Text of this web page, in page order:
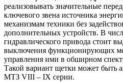
реализовывать значительные
ключевого звена источника
механизмам техники без
дополнительных устройств. В
гидравлического привода стоит
выключения функционирующих
управления ими в обширном
Такой вариант щетки может быть
МТЗ VIII – IX серии.